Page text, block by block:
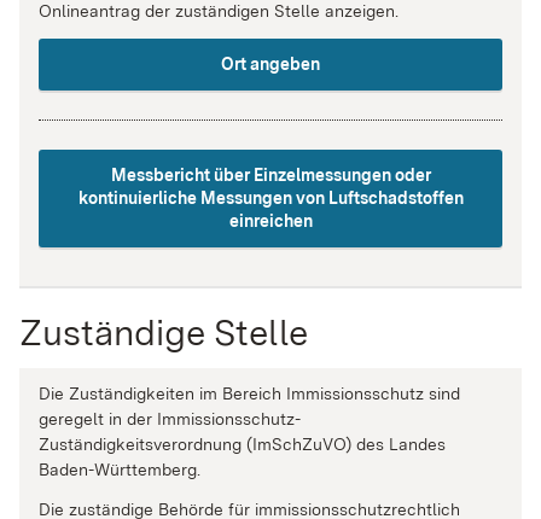
Onlineantrag der zuständigen Stelle anzeigen.
Ort angeben
Messbericht über Einzelmessungen oder
kontinuierliche Messungen von Luftschadstoffen
einreichen
Zuständige Stelle
Die Zuständigkeiten im Bereich Immissionsschutz sind
geregelt in der Immissionsschutz-
Zuständigkeitsverordnung (ImSchZuVO) des Landes
Baden-Württemberg.
Die zuständige Behörde für immissionsschutzrechtlich